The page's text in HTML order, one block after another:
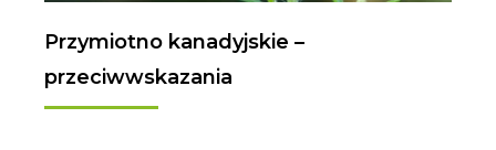
Przymiotno kanadyjskie –
przeciwwskazania